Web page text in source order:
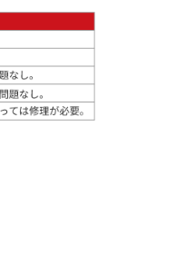
ヴィンテージ